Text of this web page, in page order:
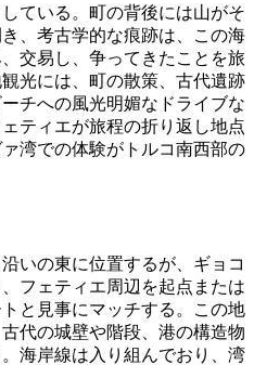
ている。町の背後には山がそ
、考古学的な痕跡は、この海
交易し、争ってきたことを旅
光には、町の散策、古代遺跡
チへの風光明媚なドライブな
ティエが旅程の折り返し地点
湾での体験がトルコ南西部の
いの東に位置するが、ギョコ
フェティエ周辺を起点または
と見事にマッチする。この地
代の城壁や階段、港の構造物
海岸線は入り組んでおり、湾